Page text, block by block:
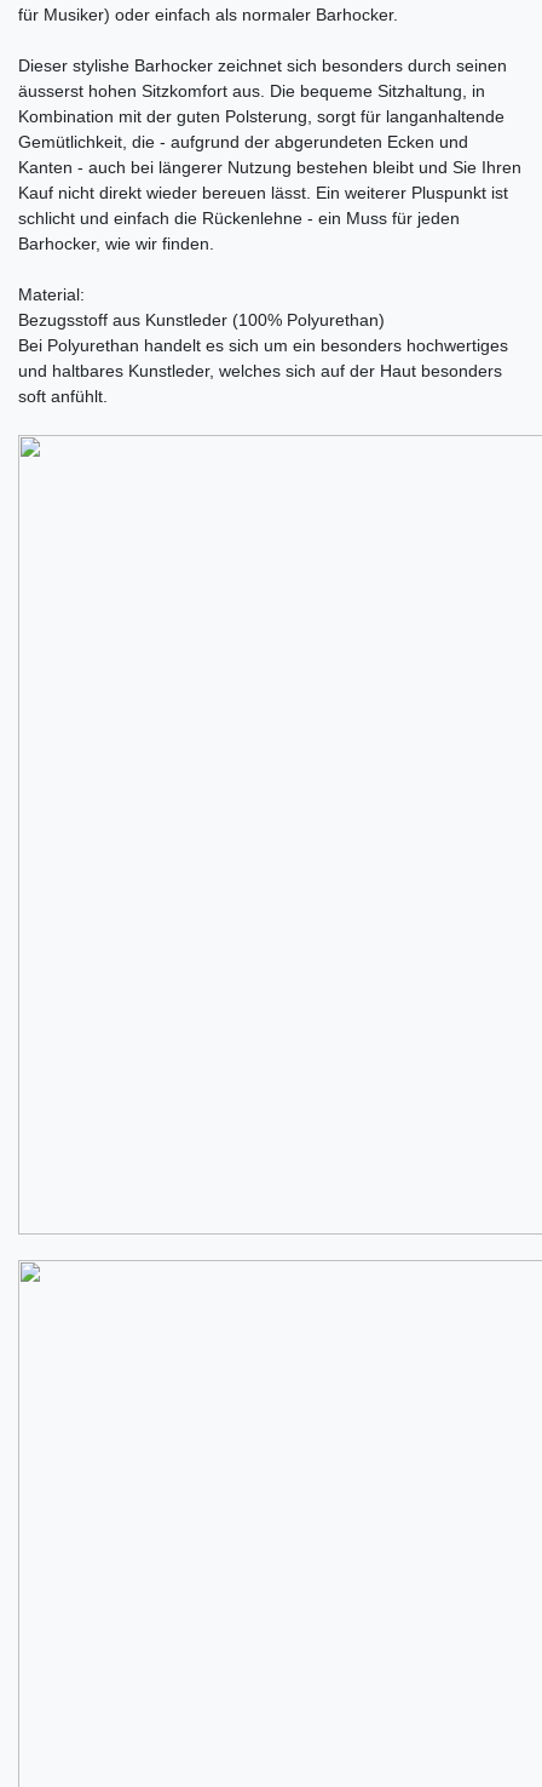
für Musiker) oder einfach als normaler Barhocker.
Dieser stylishe Barhocker zeichnet sich besonders durch seinen
äusserst hohen Sitzkomfort aus. Die bequeme Sitzhaltung, in
Kombination mit der guten Polsterung, sorgt für langanhaltende
Gemütlichkeit, die - aufgrund der abgerundeten Ecken und
Kanten - auch bei längerer Nutzung bestehen bleibt und Sie Ihren
Kauf nicht direkt wieder bereuen lässt. Ein weiterer Pluspunkt ist
schlicht und einfach die Rückenlehne - ein Muss für jeden
Barhocker, wie wir finden.
Material:
Bezugsstoff aus Kunstleder (100% Polyurethan)
Bei Polyurethan handelt es sich um ein besonders hochwertiges
und haltbares Kunstleder, welches sich auf der Haut besonders
soft anfühlt.